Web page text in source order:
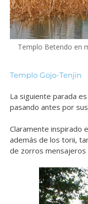
Templo Betendo en
Templo Gojo-Tenjin
La siguiente parada
pasando antes por
Claramente inspirado
además de los torii,
de zorros mensajeros